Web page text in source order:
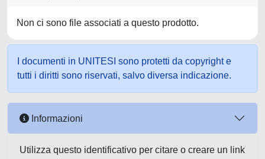
Non ci sono file associati a questo prodotto.
I documenti in UNITESI sono protetti da copyright e
tutti i diritti sono riservati, salvo diversa indicazione.
Informazioni
Utilizza questo identificativo per citare o creare un link